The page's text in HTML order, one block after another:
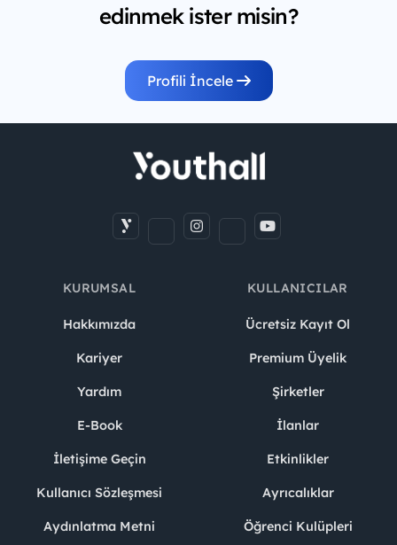
edinmek ister misin?
Profili İncele
KURUMSAL
Hakkımızda
Kariyer
Yardım
E-Book
İletişime Geçin
Kullanıcı Sözleşmesi
Aydınlatma Metni
KULLANICILAR
Ücretsiz Kayıt Ol
Premium Üyelik
Şirketler
İlanlar
Etkinlikler
Ayrıcalıklar
Öğrenci Kulüpleri